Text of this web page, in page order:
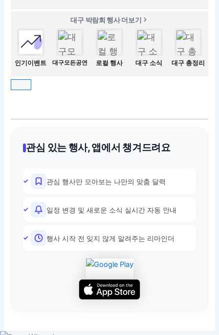
대구 박람회 행사 더보기
인기이벤트 대구모든공연 로컬 행사 대구 소식 대구 총정리
관심 있는 행사, 앱에서 챙겨드려요
관심 행사만 모아보는 나만의 맞춤 달력
일정 변경 및 새로운 소식 실시간 자동 안내
행사 시작 전 잊지 않게 알려주는 리마인더